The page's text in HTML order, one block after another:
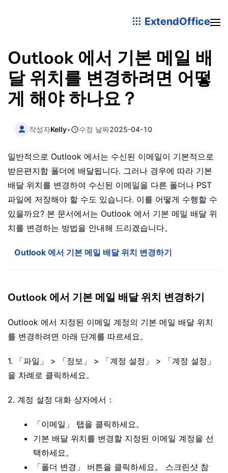
ExtendOffice
Outlook 에서 기본 메일 배
달 위치를 변경하려면 어떻
게 해야 하나요？
작성자Kelly• 수정 날짜2025-04-10
일반적으로 Outlook 에서는 수신된 이메일이 기본적으로
받은편지함 폴더에 배달됩니다. 그러나 경우에 따라 기본
배달 위치를 변경하여 수신된 이메일을 다른 폴더나 PST
파일에 저장해야 할 수도 있습니다. 이를 어떻게 수행할 수
있을까요? 본 문서에서는 Outlook 에서 기본 메일 배달 위
치를 변경하는 방법을 안내해 드리겠습니다。
Outlook 에서 기본 메일 배달 위치 변경하기
Outlook 에서 기본 메일 배달 위치 변경하기
Outlook 에서 지정된 이메일 계정의 기본 메일 배달 위치
를 변경하려면 아래 단계를 따르세요。
1. 「파일」 > 「정보」 > 「계정 설정」 > 「계정 설정」
을 차례로 클릭하세요。
2. 계정 설정 대화 상자에서：
「이메일」 탭을 클릭하세요。
기본 배달 위치를 변경할 지정된 이메일 계정을 선
택하세요。
「폴더 변경」 버튼을 클릭하세요。 스크린샷 참